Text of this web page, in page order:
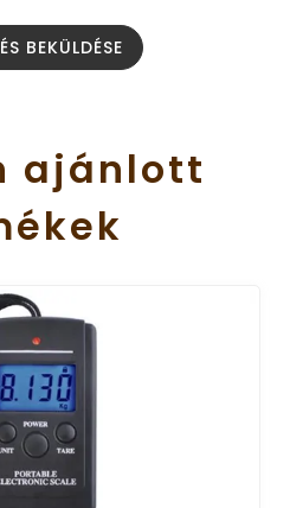
BEKÜLDÉSE
ajánlott